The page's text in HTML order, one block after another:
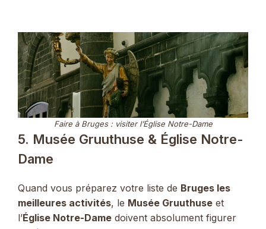
Faire à Bruges : visiter l’Église Notre-Dame
5. Musée Gruuthuse & Église Notre-
Dame
Quand vous préparez votre liste de Bruges les
meilleures activités, le Musée Gruuthuse et
l’Église Notre-Dame doivent absolument figurer